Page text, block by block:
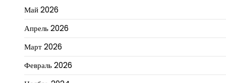
Май 2026
Апрель 2026
Март 2026
Февраль 2026